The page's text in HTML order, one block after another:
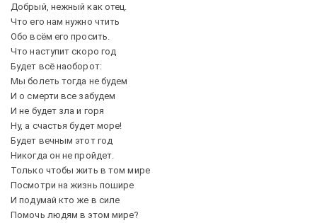
Добрый, нежный как отец.
Что его нам нужно чтить
Обо всём его просить.
Что наступит скоро год
Будет всё наоборот:
Мы болеть тогда не будем
И о смерти все забудем
И не будет зла и горя
Ну, а счастья будет море!
Будет вечным этот год
Никогда он не пройдет.
Только чтобы жить в том мире
Посмотри на жизнь пошире
И подумай кто же в силе
Помочь людям в этом мире?